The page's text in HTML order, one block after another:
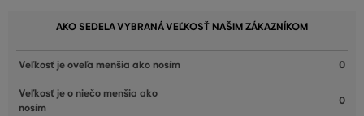
AKO SEDELA VYBRANÁ VEĽKOSŤ NAŠIM ZÁKAZNÍKOM
Veľkosť je oveľa menšia ako nosím 0
Veľkosť je o niečo menšia ako
nosím
0